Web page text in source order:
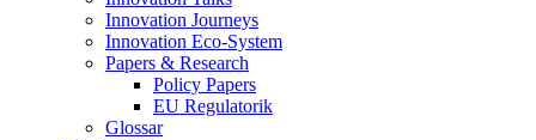
Innovation Journeys
Innovation Eco-System
Papers & Research
Policy Papers
EU Regulatorik
Glossar